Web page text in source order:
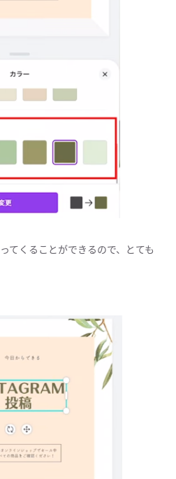
てくることができるので、とても